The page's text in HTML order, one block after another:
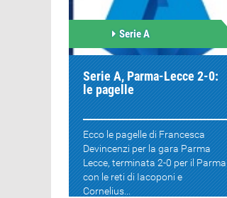
Serie A
Serie A, Parma-Lecce 2-0:
le pagelle
Ecco le pagelle di Francesca
Devincenzi per la gara Parma
Lecce, terminata 2-0 per il Parma
con le reti di Iacoponi e
Cornelius...